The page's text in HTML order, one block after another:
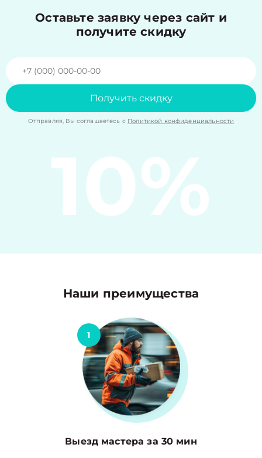
Оставьте заявку через сайт и
получите скидку
Получить скидку
Отправляя, Вы соглашаетесь с Политикой конфиденциальности
10%
Наши преимущества
1
Выезд мастера за 30 мин